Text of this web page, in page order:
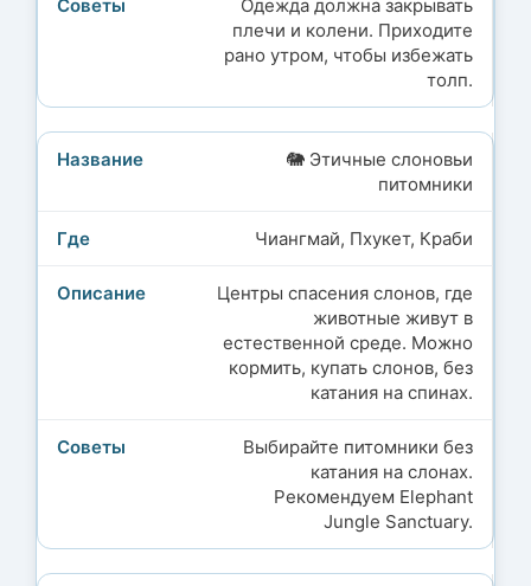
Одежда должна закрывать
плечи и колени. Приходите
рано утром, чтобы избежать
толп.
🐘 Этичные слоновьи
питомники
Чиангмай, Пхукет, Краби
Центры спасения слонов, где
животные живут в
естественной среде. Можно
кормить, купать слонов, без
катания на спинах.
Выбирайте питомники без
катания на слонах.
Рекомендуем Elephant
Jungle Sanctuary.